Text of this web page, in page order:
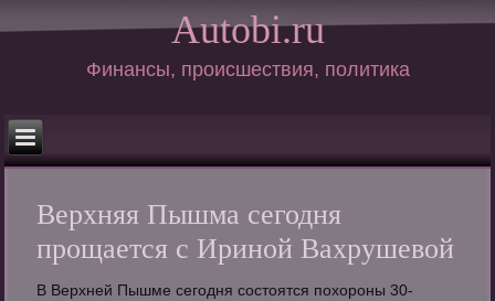
Autobi.ru
Финансы, происшествия, политика
Верхняя Пышма сегодня
прощается с Ириной Вахрушевой
В Верхней Пышме сегодня состоятся похороны 30-